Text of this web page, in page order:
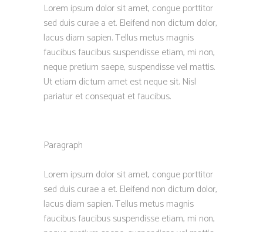
Lorem ipsum dolor sit amet, congue porttitor
sed duis curae a et. Eleifend non dictum dolor,
lacus diam sapien. Tellus metus magnis
faucibus faucibus suspendisse etiam, mi non,
neque pretium saepe, suspendisse vel mattis.
Ut etiam dictum amet est neque sit. Nisl
pariatur et consequat et faucibus.
Paragraph
Lorem ipsum dolor sit amet, congue porttitor
sed duis curae a et. Eleifend non dictum dolor,
lacus diam sapien. Tellus metus magnis
faucibus faucibus suspendisse etiam, mi non,